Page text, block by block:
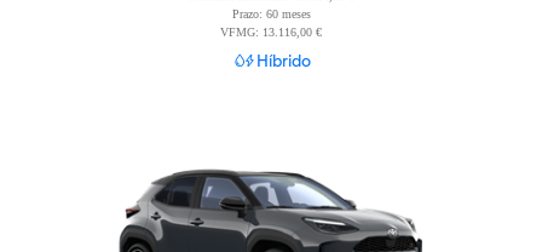
Prazo: 60 meses
VFMG: 13.116,00 €
Híbrido